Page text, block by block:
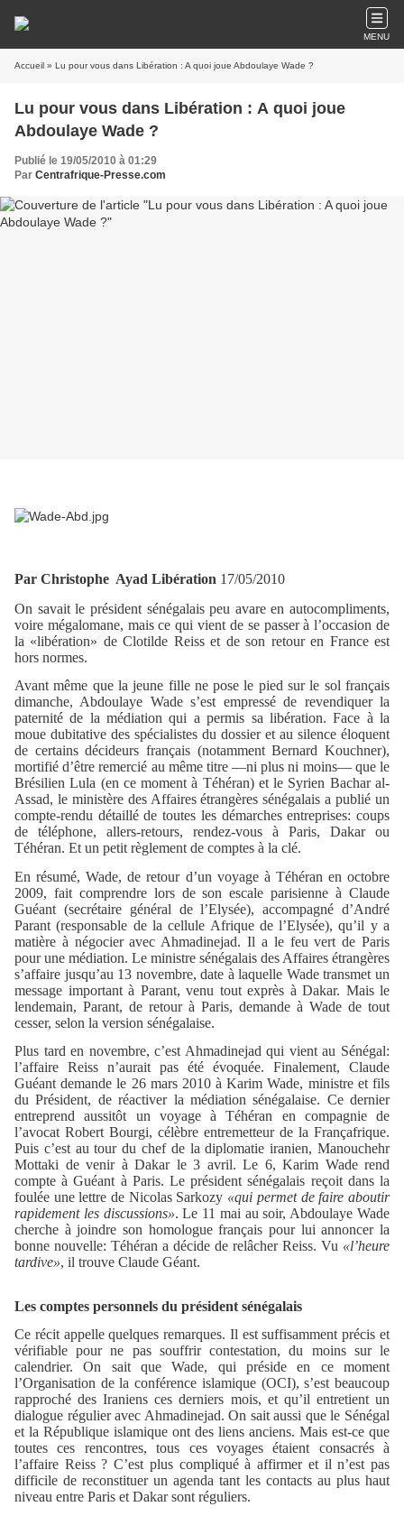
MENU
Accueil » Lu pour vous dans Libération : A quoi joue Abdoulaye Wade ?
Lu pour vous dans Libération : A quoi joue
Abdoulaye Wade ?
Publié le 19/05/2010 à 01:29
Par Centrafrique-Presse.com
Par Christophe Ayad Libération 17/05/2010
On savait le président sénégalais peu avare en autocompliments,
voire mégalomane, mais ce qui vient de se passer à l’occasion de
la «libération» de Clotilde Reiss et de son retour en France est
hors normes.
Avant même que la jeune fille ne pose le pied sur le sol français
dimanche, Abdoulaye Wade s’est empressé de revendiquer la
paternité de la médiation qui a permis sa libération. Face à la
moue dubitative des spécialistes du dossier et au silence éloquent
de certains décideurs français (notamment Bernard Kouchner),
mortifié d’être remercié au même titre —ni plus ni moins— que le
Brésilien Lula (en ce moment à Téhéran) et le Syrien Bachar al-
Assad, le ministère des Affaires étrangères sénégalais a publié un
compte-rendu détaillé de toutes les démarches entreprises: coups
de téléphone, allers-retours, rendez-vous à Paris, Dakar ou
Téhéran. Et un petit règlement de comptes à la clé.
En résumé, Wade, de retour d’un voyage à Téhéran en octobre
2009, fait comprendre lors de son escale parisienne à Claude
Guéant (secrétaire général de l’Elysée), accompagné d’André
Parant (responsable de la cellule Afrique de l’Elysée), qu’il y a
matière à négocier avec Ahmadinejad. Il a le feu vert de Paris
pour une médiation. Le ministre sénégalais des Affaires étrangères
s’affaire jusqu’au 13 novembre, date à laquelle Wade transmet un
message important à Parant, venu tout exprès à Dakar. Mais le
lendemain, Parant, de retour à Paris, demande à Wade de tout
cesser, selon la version sénégalaise.
Plus tard en novembre, c’est Ahmadinejad qui vient au Sénégal:
l’affaire Reiss n’aurait pas été évoquée. Finalement, Claude
Guéant demande le 26 mars 2010 à Karim Wade, ministre et fils
du Président, de réactiver la médiation sénégalaise. Ce dernier
entreprend aussitôt un voyage à Téhéran en compagnie de
l’avocat Robert Bourgi, célèbre entremetteur de la Françafrique.
Puis c’est au tour du chef de la diplomatie iranien, Manouchehr
Mottaki de venir à Dakar le 3 avril. Le 6, Karim Wade rend
compte à Guéant à Paris. Le président sénégalais reçoit dans la
foulée une lettre de Nicolas Sarkozy «qui permet de faire aboutir
rapidement les discussions». Le 11 mai au soir, Abdoulaye Wade
cherche à joindre son homologue français pour lui annoncer la
bonne nouvelle: Téhéran a décide de relâcher Reiss. Vu «l’heure
tardive», il trouve Claude Géant.
Les comptes personnels du président sénégalais
Ce récit appelle quelques remarques. Il est suffisamment précis et
vérifiable pour ne pas souffrir contestation, du moins sur le
calendrier. On sait que Wade, qui préside en ce moment
l’Organisation de la conférence islamique (OCI), s’est beaucoup
rapproché des Iraniens ces derniers mois, et qu’il entretient un
dialogue régulier avec Ahmadinejad. On sait aussi que le Sénégal
et la République islamique ont des liens anciens. Mais est-ce que
toutes ces rencontres, tous ces voyages étaient consacrés à
l’affaire Reiss ? C’est plus compliqué à affirmer et il n’est pas
difficile de reconstituer un agenda tant les contacts au plus haut
niveau entre Paris et Dakar sont réguliers.